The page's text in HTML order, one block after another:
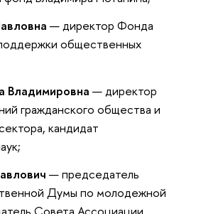
— директор Фонда
общественных
Владимировна — директор
гражданского общества и
кандидат
— председатель
Думы по молодежной